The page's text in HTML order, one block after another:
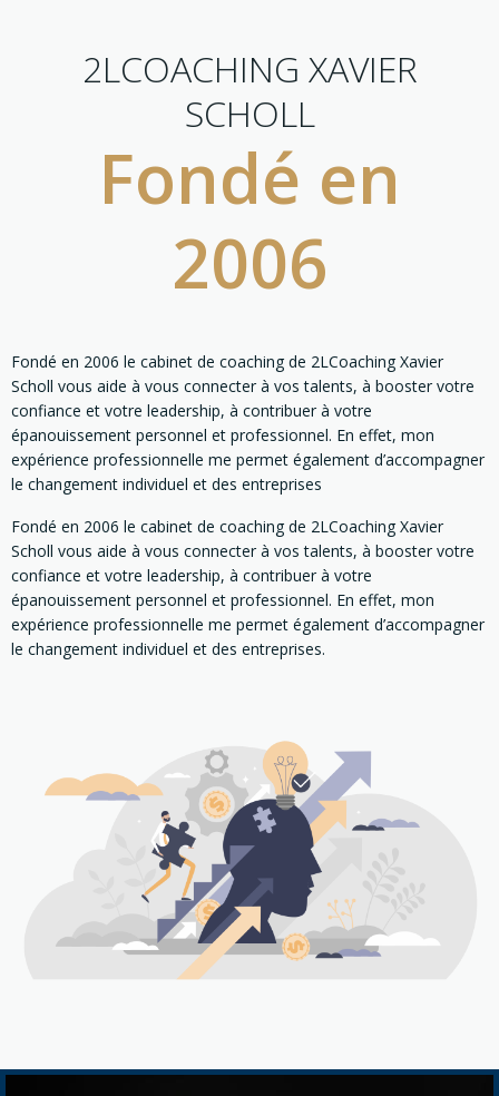
2LCOACHING XAVIER
SCHOLL
Fondé en
2006
Fondé en 2006 le cabinet de coaching de 2LCoaching Xavier
Scholl vous aide à vous connecter à vos talents, à booster votre
confiance et votre leadership, à contribuer à votre
épanouissement personnel et professionnel. En effet, mon
expérience professionnelle me permet également d’accompagner
le changement individuel et des entreprises
Fondé en 2006 le cabinet de coaching de 2LCoaching Xavier
Scholl vous aide à vous connecter à vos talents, à booster votre
confiance et votre leadership, à contribuer à votre
épanouissement personnel et professionnel. En effet, mon
expérience professionnelle me permet également d’accompagner
le changement individuel et des entreprises.